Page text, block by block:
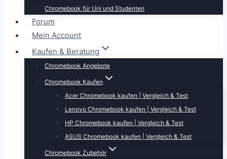
Chromebook für Uni und Studenten
Forum
Mein Account
Kaufen & Beratung
Chromebook Angebote
Chromebook Kaufen
Acer Chromebook kaufen | Vergleich & Test
Lenovo Chromebook kaufen | Vergleich & Test
HP Chromebook kaufen | Vergleich & Test
ASUS Chromebook kaufen | Vergleich & Test
Chromebook Zubehör